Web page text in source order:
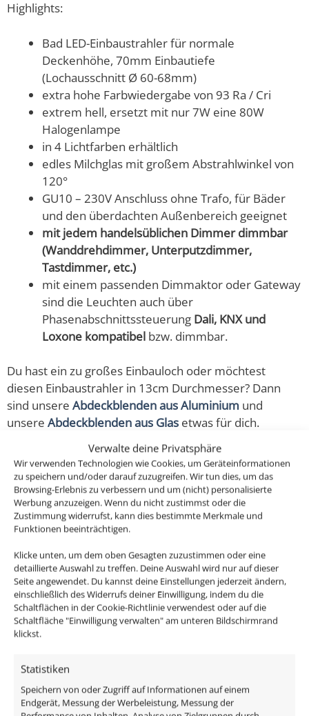
Verwalte deine Privatsphäre
Wir verwenden Technologien wie Cookies, um Geräteinformationen
zu speichern und/oder darauf zuzugreifen. Wir tun dies, um das
Browsing-Erlebnis zu verbessern und um (nicht) personalisierte
Werbung anzuzeigen. Wenn du nicht zustimmst oder die
Zustimmung widerrufst, kann dies bestimmte Merkmale und
Funktionen beeinträchtigen.
Klicke unten, um dem oben Gesagten zuzustimmen oder eine
detaillierte Auswahl zu treffen. Deine Auswahl wird nur auf dieser
Seite angewendet. Du kannst deine Einstellungen jederzeit ändern,
einschließlich des Widerrufs deiner Einwilligung, indem du die
Schaltflächen in der Cookie-Richtlinie verwendest oder auf die
Schaltfläche "Einwilligung verwalten" am unteren Bildschirmrand
klickst.
Statistiken
Speichern von oder Zugriff auf Informationen auf einem
Endgerät, Messung der Werbeleistung, Messung der
Highlights:
Bad LED-Einbaustrahler für normale
Deckenhöhe, 70mm Einbautiefe
(Lochausschnitt Ø 60-68mm)
extra hohe Farbwiedergabe von 93 Ra / Cri
extrem hell, ersetzt mit nur 7W eine 80W
Halogenlampe
in 4 Lichtfarben erhältlich
edles Milchglas mit großem Abstrahlwinkel von
120°
GU10 – 230V Anschluss ohne Trafo, für Bäder
und den überdachten Außenbereich geeignet
mit jedem handelsüblichen Dimmer dimmbar
(Wanddrehdimmer, Unterputzdimmer,
Tastdimmer, etc.)
mit einem passenden Dimmaktor oder Gateway
sind die Leuchten auch über
Phasenabschnittssteuerung Dali, KNX und
Loxone kompatibel bzw. dimmbar.
Du hast ein zu großes Einbauloch oder möchtest
diesen Einbaustrahler in 13cm Durchmesser? Dann
sind unsere Abdeckblenden aus Aluminium und
unsere Abdeckblenden aus Glas etwas für dich.
Classic-Line Forma: GU10 Bad LED Einbaustrahler in
tollen Designs. Hergestellt aus CNC-gefrästem
Aluminium mit hochwertigem, austauschbarem
Leuchtmittel, Direktanschluss an 230V – ohne Trafo.
DALI Dimmaktor
Funkdimmer
Zigbee / Philips Hue
Design, ist austauschbar und ist direkt anschlussfertig
an 230V, da alle benötigten Komponenten im
Lieferumfang enthalten sind: